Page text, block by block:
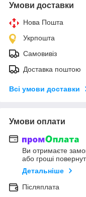
Умови доставки
Нова Пошта
Укрпошта
Самовивіз
Доставка поштою
Всі умови доставки
Умови оплати
Ви отримаєте
або гроші
Детальніше
Післяплата